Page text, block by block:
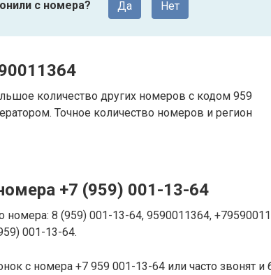
с номера? Да Нет
количество других номеров с кодом 959
Точное количество номеров и регион
+7 (959) 001-13-64
номера: 8 (959) 001-13-64, 9590011364,
001-13-64.
с номера +7 959 001-13-64 или часто звонят и